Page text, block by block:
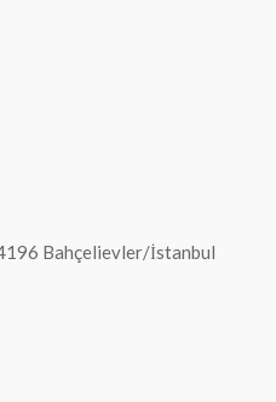
Bahçelievler/İstanbul